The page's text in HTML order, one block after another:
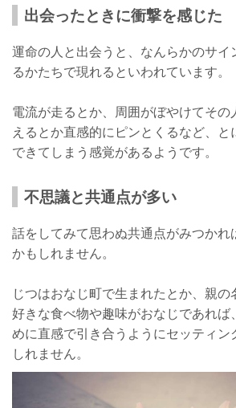
出会ったときに衝撃を感じた
運命の人と出会うと、なんらかのサイ
るかたちで現れるといわれています。
電流が走るとか、周囲がぼやけてその
えるとか直感的にピンとくるなど、
できてしまう感覚があるようです。
不思議と共通点が多い
話をしてみて思わぬ共通点がみつかれ
かもしれません。
じつはおなじ町で生まれたとか、親の
好きな食べ物や趣味がおなじであれば
めに直感で引き合うようにセッティン
しれません。